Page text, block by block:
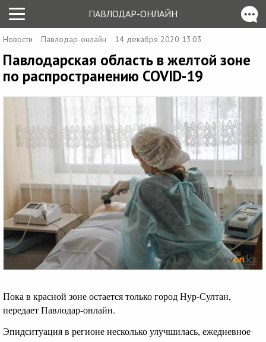
ПАВЛОДАР-ОНЛАЙН
Новости Павлодар-онлайн 14 декабря 2020 13:03
Павлодарская область в желтой зоне
по распространению COVID-19
Пока в красной зоне остается только город Нур-Султан,
передает Павлодар-онлайн.
Эпидситуация в регионе несколько улучшилась, ежедневное